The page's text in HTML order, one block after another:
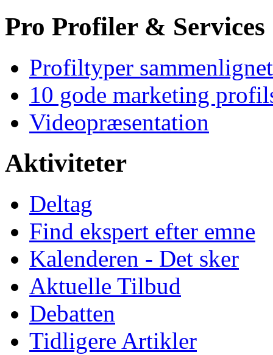
Pro Profiler & Services
Profiltyper sammenlignet
10 gode marketing
Videopræsentation
Aktiviteter
Deltag
Find ekspert efter emne
Kalenderen - Det sker
Aktuelle Tilbud
Debatten
Tidligere Artikler